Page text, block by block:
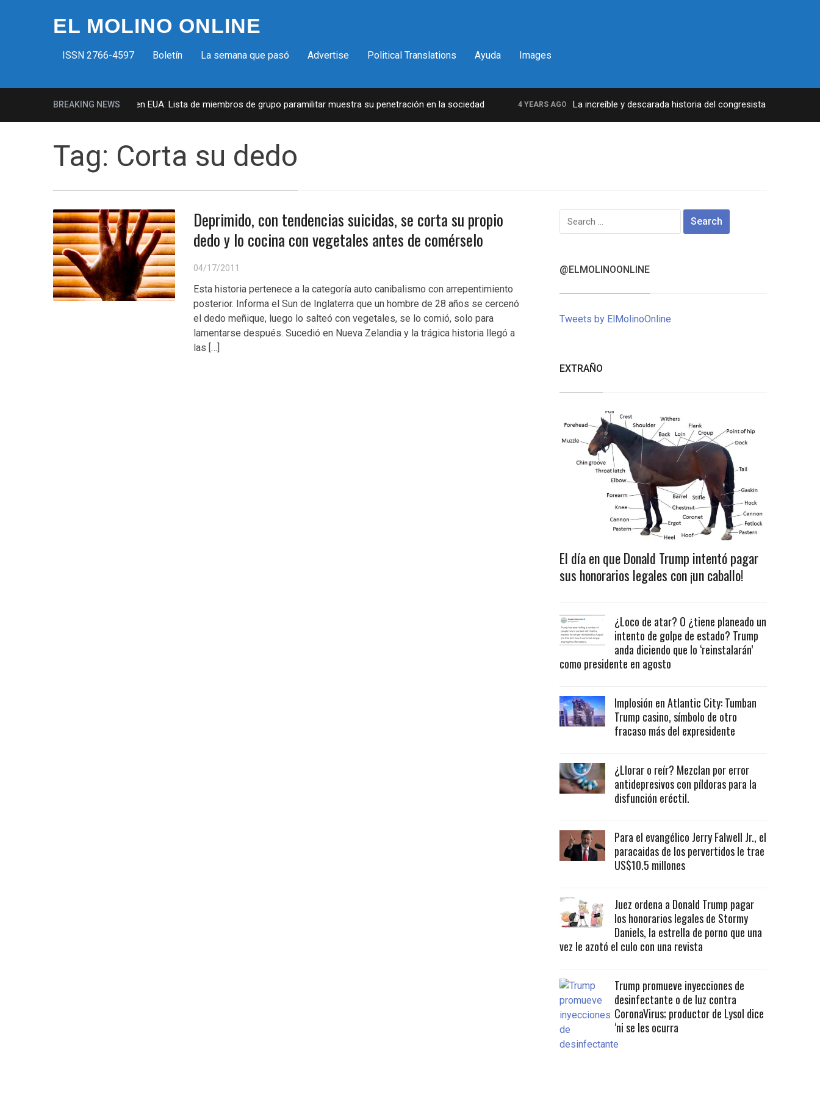
EL MOLINO ONLINE
ISSN 2766-4597 Boletín La semana que pasó Advertise Political Translations Ayuda Images
BREAKING NEWS
Milicias fascistas en EUA: Lista de miembros de grupo paramilitar muestra su penetración en la sociedad 4 YEARS AGO La increíble y descarada historia del congresista por NY George
Tag: Corta su dedo
Deprimido, con tendencias suicidas, se corta su propio
dedo y lo cocina con vegetales antes de comérselo
04/17/2011
Esta historia pertenece a la categoría auto canibalismo con arrepentimiento
posterior. Informa el Sun de Inglaterra que un hombre de 28 años se cercenó
el dedo meñique, luego lo salteó con vegetales, se lo comió, solo para
lamentarse después. Sucedió en Nueva Zelandia y la trágica historia llegó a
las […]
Search
for:
@ELMOLINOONLINE
Tweets by ElMolinoOnline
EXTRAÑO
El día en que Donald Trump intentó pagar
sus honorarios legales con ¡un caballo!
¿Loco de atar? O ¿tiene planeado un
intento de golpe de estado? Trump
anda diciendo que lo ‘reinstalarán’
como presidente en agosto
Implosión en Atlantic City: Tumban
Trump casino, símbolo de otro
fracaso más del expresidente
¿Llorar o reír? Mezclan por error
antidepresivos con píldoras para la
disfunción eréctil.
Para el evangélico Jerry Falwell Jr., el
paracaidas de los pervertidos le trae
US$10.5 millones
Juez ordena a Donald Trump pagar
los honorarios legales de Stormy
Daniels, la estrella de porno que una
vez le azotó el culo con una revista
Trump promueve inyecciones de
desinfectante o de luz contra
CoronaVirus; productor de Lysol dice
‘ni se les ocurra